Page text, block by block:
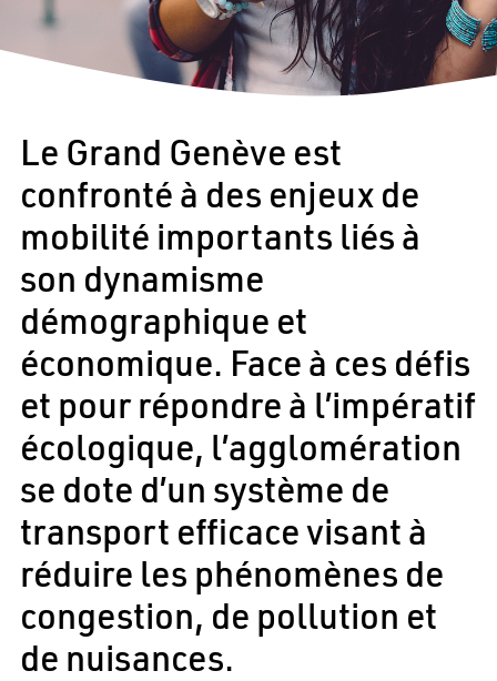
Le Grand Genève est
confronté à des enjeux de
mobilité importants liés à
son dynamisme
démographique et
économique. Face à ces défis
et pour répondre à l’impératif
écologique, l’agglomération
se dote d’un système de
transport efficace visant à
réduire les phénomènes de
congestion, de pollution et
de nuisances.